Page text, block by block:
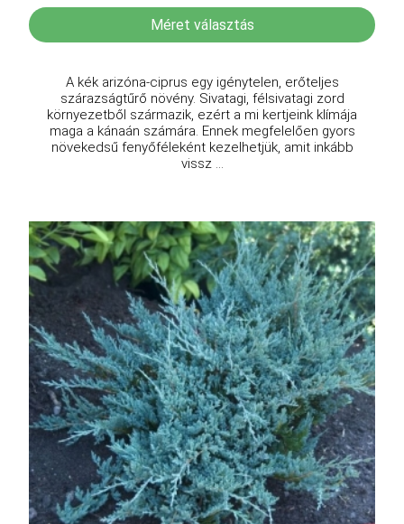
Méret választás
A kék arizóna-ciprus egy igénytelen, erőteljes
szárazságtűrő növény. Sivatagi, félsivatagi zord
környezetből származik, ezért a mi kertjeink klímája
maga a kánaán számára. Ennek megfelelően gyors
növekedsű fenyőféleként kezelhetjük, amit inkább
vissz ...